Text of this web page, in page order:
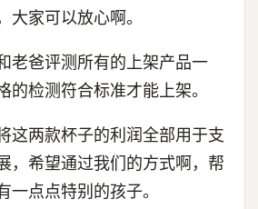
大家可以放心啊。
老爸评测所有的上架产品一
的检测符合标准才能上架。
这两款杯子的利润全部用于支
，希望通过我们的方式啊，帮
一点点特别的孩子。